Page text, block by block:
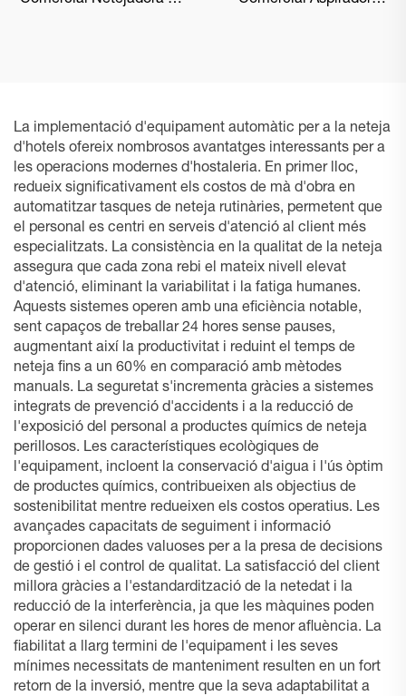
La implementació d'equipament automàtic per a la neteja
d'hotels ofereix nombrosos avantatges interessants per a
les operacions modernes d'hostaleria. En primer lloc,
redueix significativament els costos de mà d'obra en
automatitzar tasques de neteja rutinàries, permetent que
el personal es centri en serveis d'atenció al client més
especialitzats. La consistència en la qualitat de la neteja
assegura que cada zona rebi el mateix nivell elevat
d'atenció, eliminant la variabilitat i la fatiga humanes.
Aquests sistemes operen amb una eficiència notable,
sent capaços de treballar 24 hores sense pauses,
augmentant així la productivitat i reduint el temps de
neteja fins a un 60% en comparació amb mètodes
manuals. La seguretat s'incrementa gràcies a sistemes
integrats de prevenció d'accidents i a la reducció de
l'exposició del personal a productes químics de neteja
perillosos. Les característiques ecològiques de
l'equipament, incloent la conservació d'aigua i l'ús òptim
de productes químics, contribueixen als objectius de
sostenibilitat mentre redueixen els costos operatius. Les
avançades capacitats de seguiment i informació
proporcionen dades valuoses per a la presa de decisions
de gestió i el control de qualitat. La satisfacció del client
millora gràcies a l'estandardització de la netedat i la
reducció de la interferència, ja que les màquines poden
operar en silenci durant les hores de menor afluència. La
fiabilitat a llarg termini de l'equipament i les seves
mínimes necessitats de manteniment resulten en un fort
retorn de la inversió, mentre que la seva adaptabilitat a